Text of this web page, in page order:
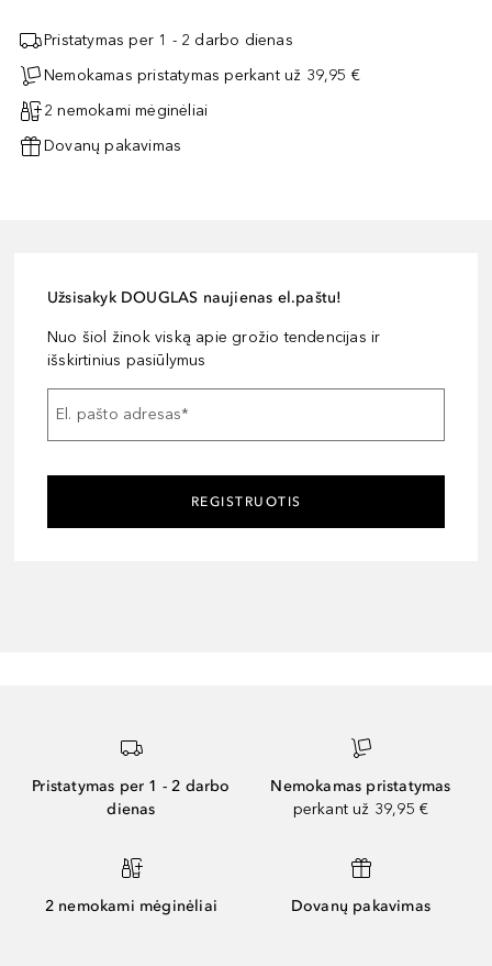
Pristatymas per 1 - 2 darbo dienas
Nemokamas pristatymas perkant už 39,95 €
2 nemokami mėginėliai
Dovanų pakavimas
Užsisakyk DOUGLAS naujienas el.paštu!
Nuo šiol žinok viską apie grožio tendencijas ir
išskirtinius pasiūlymus
El. pašto adresas*
REGISTRUOTIS
Pristatymas per 1 - 2 darbo
dienas
Nemokamas pristatymas
perkant už 39,95 €
2 nemokami mėginėliai Dovanų pakavimas